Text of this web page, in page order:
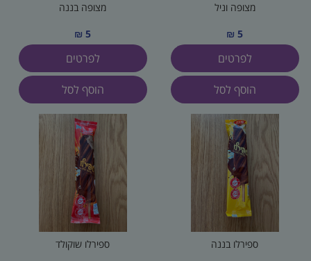
מצופה וניל
5 ₪
לפרטים
הוסף לסל
מצופה בננה
5 ₪
לפרטים
הוסף לסל
ספירלו בננה
ספירלו שוקולד